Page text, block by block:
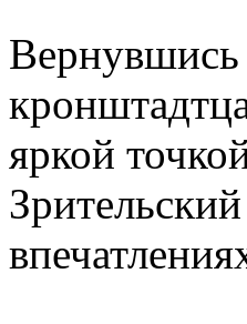
Вернувшись
яркой